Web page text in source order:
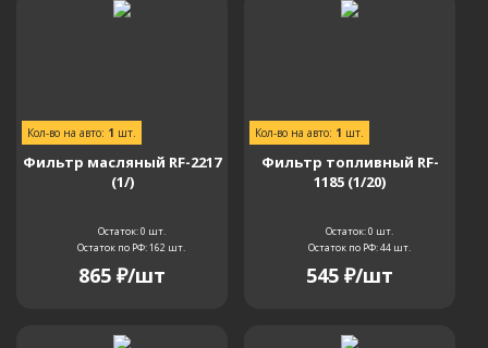
Кол-во на авто: 1 шт.
Фильтр масляный RF-2217
(1/)
Остаток: 0 шт.
Остаток по РФ: 162 шт.
865 ₽/шт
Кол-во на авто: 1 шт.
Фильтр топливный RF-
1185 (1/20)
Остаток: 0 шт.
Остаток по РФ: 44шт.
545 ₽/шт